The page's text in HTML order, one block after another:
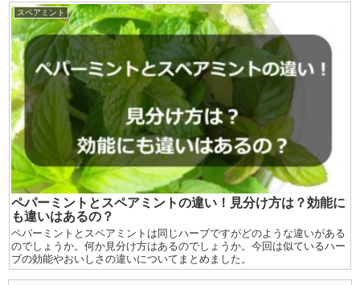
スペアミント
ペパーミントとスペアミントの違い！見分け方は？効能に
も違いはあるの？
ペパーミントとスペアミントは同じハーブですがどのような違いがある
のでしょうか。何か見分け方はあるのでしょうか。今回は似ているハー
ブの効能やおいしさの違いについてまとめました。